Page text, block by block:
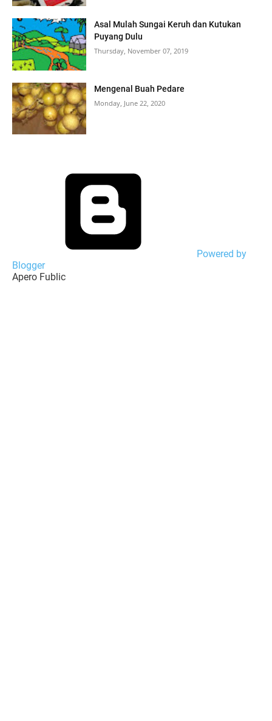
Asal Mulah Sungai Keruh dan Kutukan
Puyang Dulu
Thursday, November 07, 2019
Mengenal Buah Pedare
Monday, June 22, 2020
Powered by
Blogger
Apero Fublic